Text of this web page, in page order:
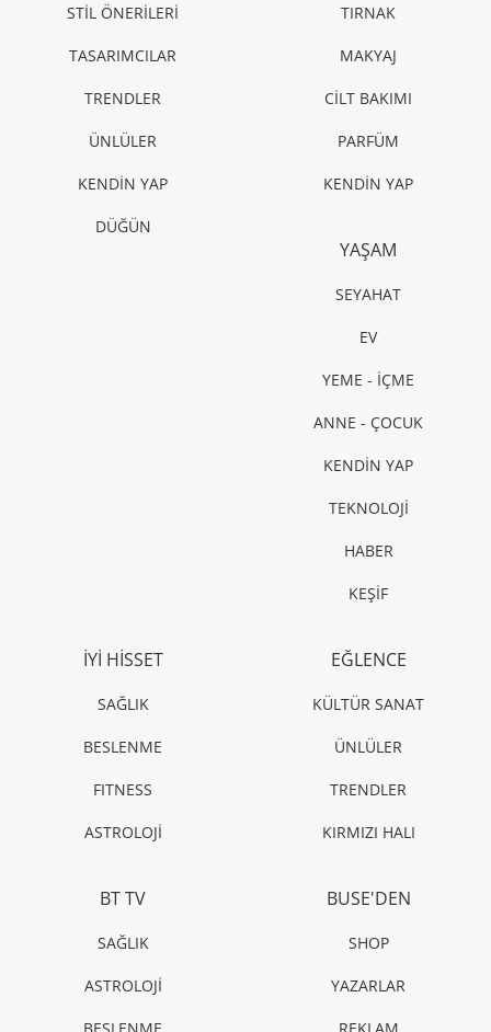
STİL ÖNERİLERİ
TASARIMCILAR
TRENDLER
ÜNLÜLER
KENDİN YAP
DÜĞÜN
TIRNAK
MAKYAJ
CİLT BAKIMI
PARFÜM
KENDİN YAP
YAŞAM
SEYAHAT
EV
YEME - İÇME
ANNE - ÇOCUK
KENDİN YAP
TEKNOLOJİ
HABER
KEŞİF
İYİ HİSSET
SAĞLIK
BESLENME
FITNESS
ASTROLOJİ
EĞLENCE
KÜLTÜR SANAT
ÜNLÜLER
TRENDLER
KIRMIZI HALI
BT TV
SAĞLIK
ASTROLOJİ
BESLENME
BUSE'DEN
SHOP
YAZARLAR
REKLAM